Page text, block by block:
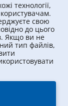
технології,
свою
до цього
Якщо ви не
тип файлів,